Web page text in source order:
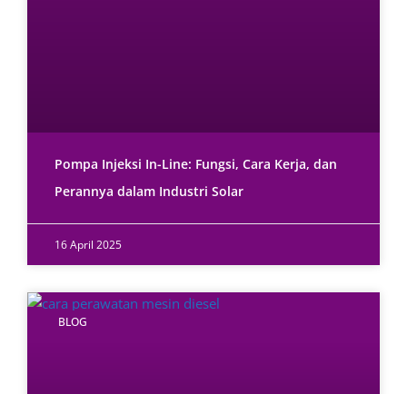
Pompa Injeksi In-Line: Fungsi, Cara Kerja, dan
Perannya dalam Industri Solar
16 April 2025
BLOG